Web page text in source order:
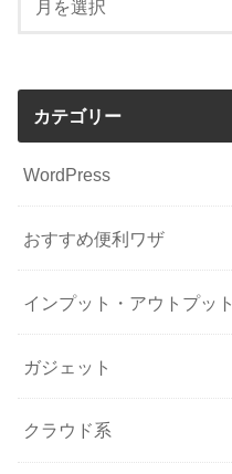
カテゴリー
WordPress
おすすめ便利ワザ
インプット・アウトプット
ガジェット
クラウド系